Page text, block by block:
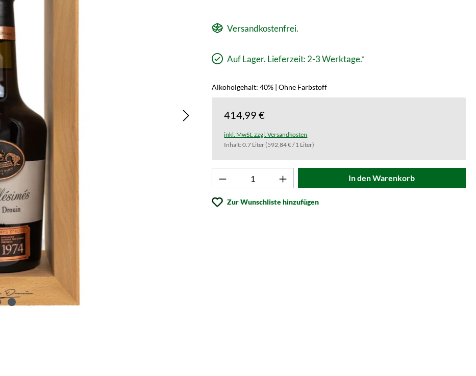
Versandkostenfrei.
Auf Lager. Lieferzeit: 2-3 Werktage.*
Alkoholgehalt: 40% | Ohne Farbstoff
414,99 €
inkl. MwSt. zzgl. Versandkosten
Inhalt:0.7 Liter(592,84 € / 1 Liter)
Produkt Anzahl: Gib den gewünschten Wert ein
In den Warenkorb
Zur Wunschliste hinzufügen